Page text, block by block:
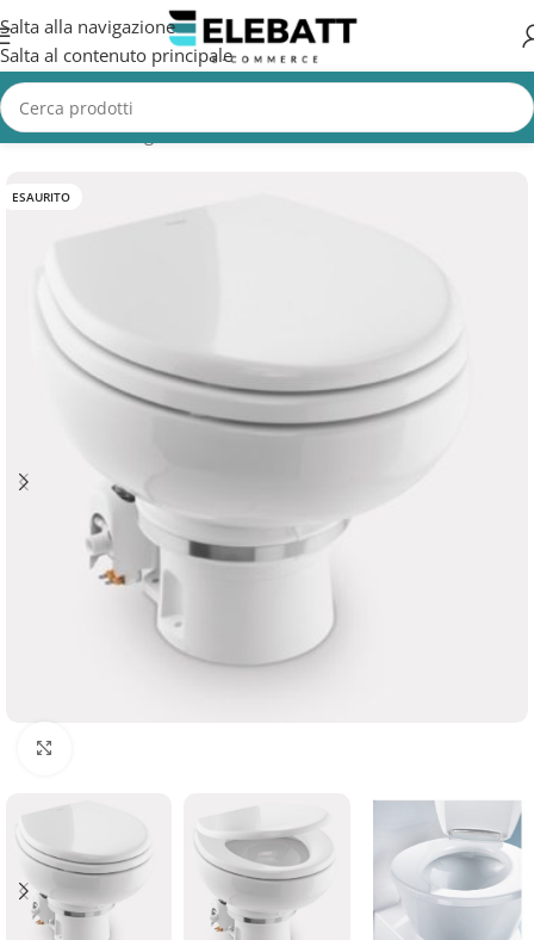
Salta alla navigazione
Salta al contenuto principale
Home/Non Categorizzata
ESAURITO